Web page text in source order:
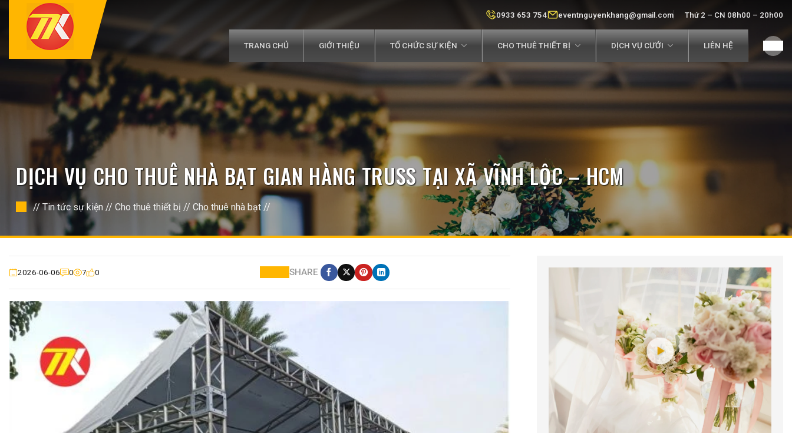
0933 653 754 eventnguyenkhang@gmail.com Thứ 2 – CN 08h00 – 20h00
TRANG CHỦ GIỚI THIỆU TỔ CHỨC SỰ KIỆN CHO THUÊ THIẾT BỊ DỊCH VỤ CƯỚI LIÊN HỆ
DỊCH VỤ CHO THUÊ NHÀ BẠT GIAN HÀNG TRUSS TẠI XÃ VĨNH LỘC – HCM
//Tin tức sự kiện // Cho thuê thiết bị // Cho thuê nhà bạt //
2026-06-06 0 7 0 SHARE